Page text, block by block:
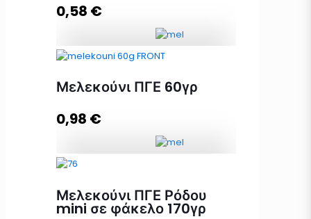
Προσθήκη στο καλάθι
0,58 €
Προσθήκη στο καλάθι
Μελεκούνι ΠΓΕ 60γρ
0,98 €
Μελεκούνι ΠΓΕ Ρόδου
mini σε φάκελο 170γρ